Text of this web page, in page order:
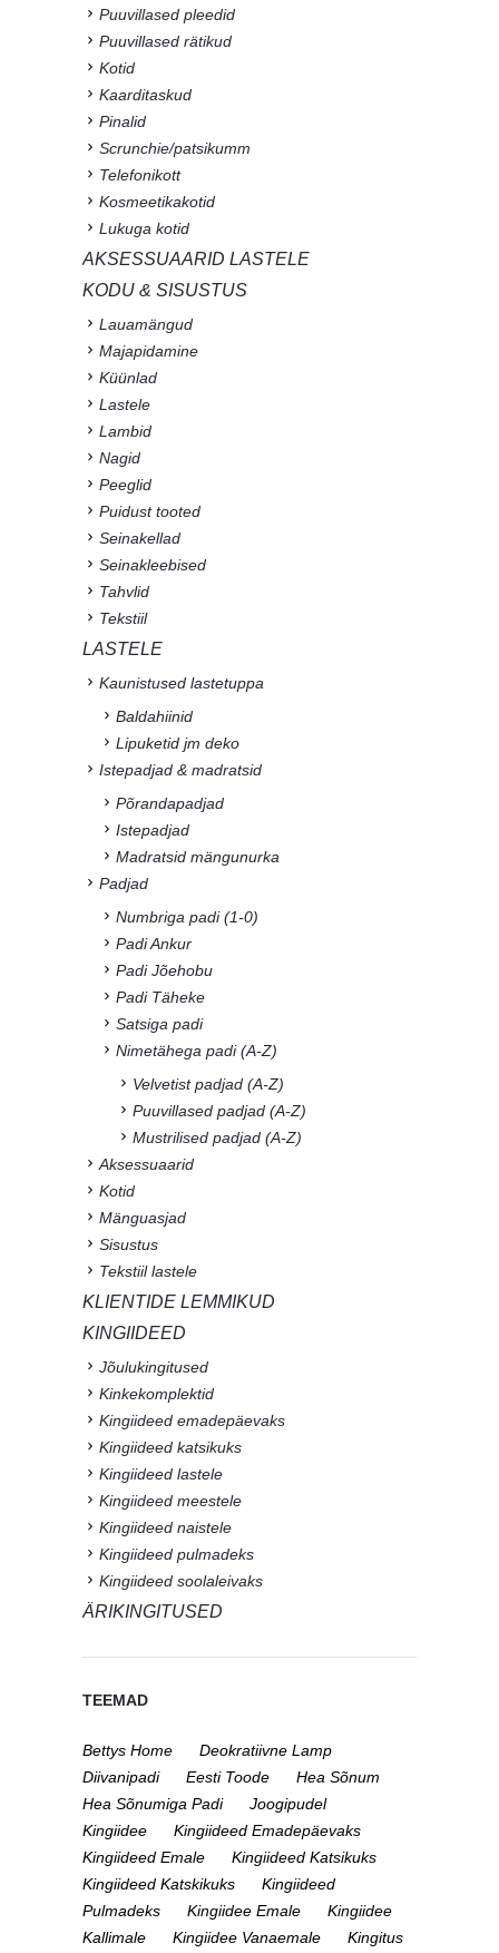
Puuvillased pleedid
Puuvillased rätikud
Kotid
Kaarditaskud
Pinalid
Scrunchie/patsikumm
Telefonikott
Kosmeetikakotid
Lukuga kotid
AKSESSUAARID LASTELE
KODU & SISUSTUS
Lauamängud
Majapidamine
Küünlad
Lastele
Lambid
Nagid
Peeglid
Puidust tooted
Seinakellad
Seinakleebised
Tahvlid
Tekstiil
LASTELE
Kaunistused lastetuppa
Baldahiinid
Lipuketid jm deko
Istepadjad & madratsid
Põrandapadjad
Istepadjad
Madratsid mängunurka
Padjad
Numbriga padi (1-0)
Padi Ankur
Padi Jõehobu
Padi Täheke
Satsiga padi
Nimetähega padi (A-Z)
Velvetist padjad (A-Z)
Puuvillased padjad (A-Z)
Mustrilised padjad (A-Z)
Aksessuaarid
Kotid
Mänguasjad
Sisustus
Tekstiil lastele
KLIENTIDE LEMMIKUD
KINGIIDEED
Jõulukingitused
Kinkekomplektid
Kingiideed emadepäevaks
Kingiideed katsikuks
Kingiideed lastele
Kingiideed meestele
Kingiideed naistele
Kingiideed pulmadeks
Kingiideed soolaleivaks
ÄRIKINGITUSED
TEEMAD
Bettys Home
Deokratiivne Lamp
Diivanipadi
Eesti Toode
Hea Sõnum
Hea Sõnumiga Padi
Joogipudel
Kingiidee
Kingiideed Emadepäevaks
Kingiideed Emale
Kingiideed Katsikuks
Kingiideed Katskikuks
Kingiideed
Pulmadeks
Kingiidee Emale
Kingiidee
Kallimale
Kingiidee Vanaemale
Kingitus